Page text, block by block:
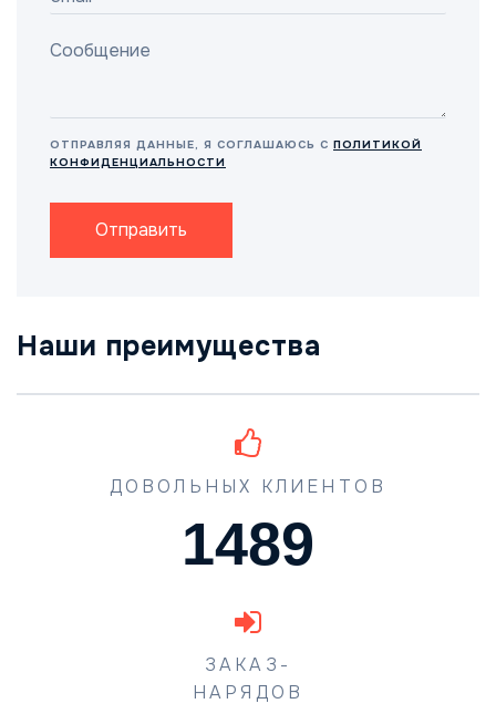
ОТПРАВЛЯЯ ДАННЫЕ, Я СОГЛАШАЮСЬ С ПОЛИТИКОЙ
КОНФИДЕНЦИАЛЬНОСТИ
Отправить
Наши преимущества
ДОВОЛЬНЫХ КЛИЕНТОВ
1489
ЗАКАЗ-
НАРЯДОВ